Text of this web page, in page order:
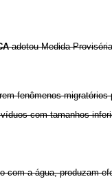
adotou Medida
fenômenos
com tamanhos
com a água, produzam